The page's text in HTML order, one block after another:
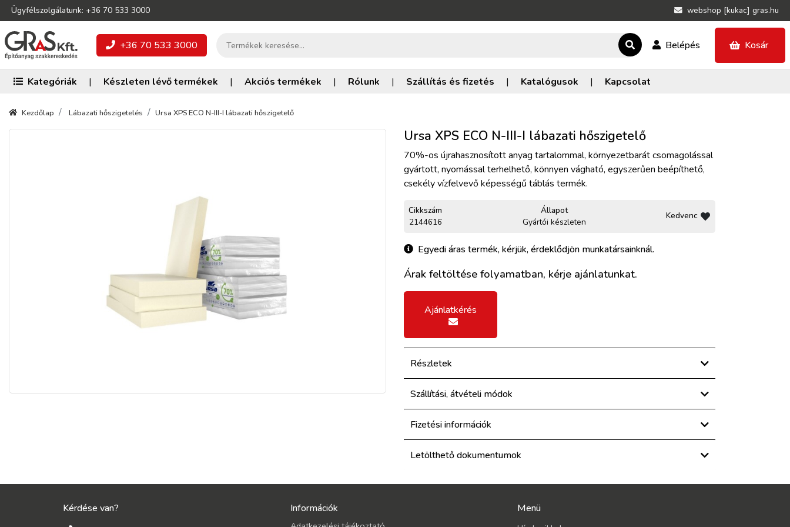
Ügyfélszolgálatunk: +36 70 533 3000 webshop [kukac] gras.hu
+36 70 533 3000 Belépés Kosár
Kategóriák | Készleten lévő termékek | Akciós termékek | Rólunk | Szállítás és fizetés | Katalógusok | Kapcsolat
Kezdőlap Lábazati hőszigetelés Ursa XPS ECO N-III-I lábazati hőszigetelő
Ursa XPS ECO N-III-I lábazati hőszigetelő
70%-os újrahasznosított anyag tartalommal, környezetbarát csomagolással
gyártott, nyomással terhelhető, könnyen vágható, egyszerűen beépíthető,
csekély vízfelvevő képességű táblás termék.
Cikkszám
2144616
Állapot
Gyártói készleten
Kedvenc
Egyedi áras termék, kérjük, érdeklődjön munkatársainknál.
Árak feltöltése folyamatban, kérje ajánlatunkat.
Ajánlatkérés
Részletek
Szállítási, átvételi módok
Fizetési információk
Letölthető dokumentumok
Kérdése van?
Információk Menü